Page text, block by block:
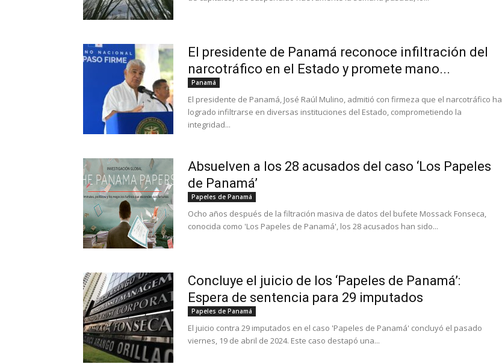
El presidente de Panamá reconoce infiltración del
narcotráfico en el Estado y promete mano...
Panamá
El presidente de Panamá, José Raúl Mulino, admitió con firmeza que el narcotráfico ha
logrado infiltrarse en diversas instituciones del Estado, comprometiendo la
integridad...
Absuelven a los 28 acusados del caso ‘Los Papeles
de Panamá’
Papeles de Panamá
Ocho años después de la filtración masiva de datos del bufete Mossack Fonseca,
conocida como 'Los Papeles de Panamá', los 28 acusados han sido...
Concluye el juicio de los ‘Papeles de Panamá’:
Espera de sentencia para 29 imputados
Papeles de Panamá
El juicio contra 29 imputados en el caso 'Papeles de Panamá' concluyó el pasado
viernes, 19 de abril de 2024. Este caso destapó una...